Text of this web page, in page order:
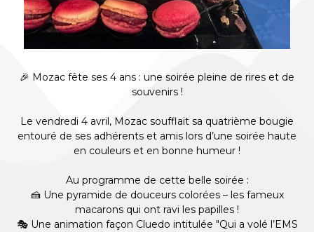
🎉 Mozac fête ses 4 ans : une soirée pleine de rires et de
souvenirs !
Le vendredi 4 avril, Mozac soufflait sa quatrième bougie
entouré de ses adhérents et amis lors d’une soirée haute
en couleurs et en bonne humeur !
Au programme de cette belle soirée :
🍰 Une pyramide de douceurs colorées – les fameux
macarons qui ont ravi les papilles !
🎭 Une animation façon Cluedo intitulée "Qui a volé l’EMS